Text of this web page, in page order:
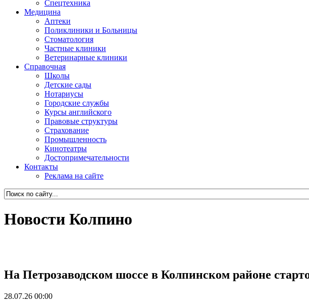
Спецтехника
Медицина
Аптеки
Поликлиники и Больницы
Стоматология
Частные клиники
Ветеринарные клиники
Справочная
Школы
Детские сады
Нотариусы
Городские службы
Курсы английского
Правовые структуры
Страхование
Промышленность
Кинотеатры
Достопримечательности
Контакты
Реклама на сайте
Новости Колпино
На Петрозаводском шоссе в Колпинском районе
28.07.26 00:00